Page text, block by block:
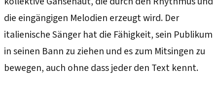
die eingängigen Melodien erzeugt wird. Der
italienische Sänger hat die Fähigkeit, sein Publikum
in seinen Bann zu ziehen und es zum Mitsingen zu
bewegen, auch ohne dass jeder den Text kennt.